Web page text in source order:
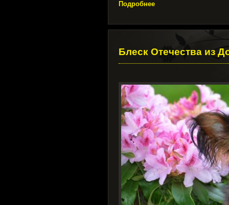
Подробнее
Блеск Отечества из